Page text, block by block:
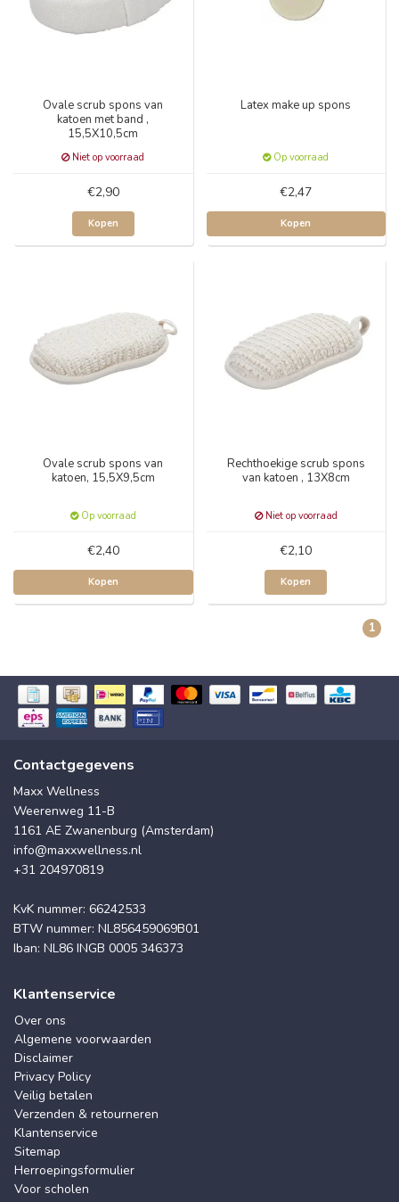
Ovale scrub spons van
katoen met band ,
15,5X10,5cm
Niet op voorraad
€2,90
Kopen
Latex make up spons
Op voorraad
€2,47
Kopen
Ovale scrub spons van
katoen, 15,5X9,5cm
Op voorraad
€2,40
Kopen
Rechthoekige scrub spons
van katoen , 13X8cm
Niet op voorraad
€2,10
Kopen
1
Contactgegevens
Maxx Wellness
Weerenweg 11-B
1161 AE Zwanenburg (Amsterdam)
info@maxxwellness.nl
+31 204970819
KvK nummer: 66242533
BTW nummer: NL856459069B01
Iban: NL86 INGB 0005 346373
Klantenservice
Over ons
Algemene voorwaarden
Disclaimer
Privacy Policy
Veilig betalen
Verzenden & retourneren
Klantenservice
Sitemap
Herroepingsformulier
Voor scholen